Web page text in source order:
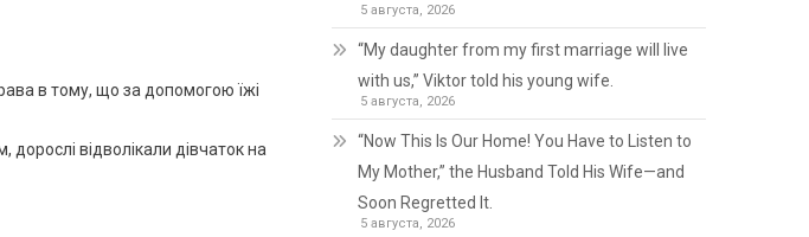
в тому, що за допомогою їжі
відволікали дівчаток на
5 августа, 2026
“My daughter from my first marriage will live
with us,” Viktor told his young wife.
5 августа, 2026
“Now This Is Our Home! You Have to Listen to
My Mother,” the Husband Told His Wife—and
Soon Regretted It.
5 августа, 2026